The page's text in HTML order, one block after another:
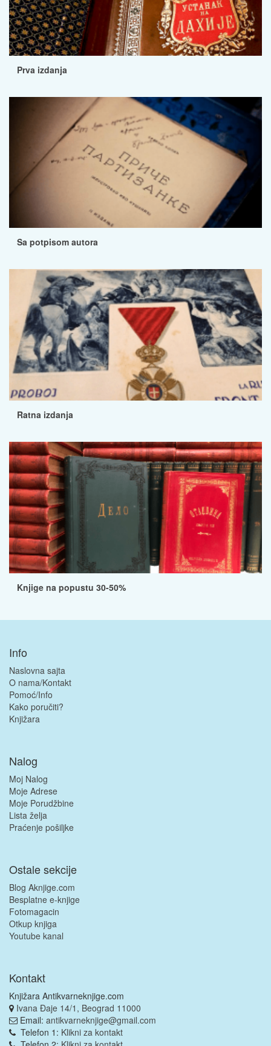
Prva izdanja
Sa potpisom autora
Ratna izdanja
Knjige na popustu 30-50%
Info
Naslovna sajta
O nama/Kontakt
Pomoć/Info
Kako poručiti?
Knjižara
Nalog
Moj Nalog
Moje Adrese
Moje Porudžbine
Lista želja
Praćenje pošiljke
Ostale sekcije
Blog Aknjige.com
Besplatne e-knjige
Fotomagacin
Otkup knjiga
Youtube kanal
Kontakt
Knjižara Antikvarneknjige.com
Ivana Đaje 14/1, Beograd 11000
Email: antikvarneknjige@gmail.com
Telefon 1: Klikni za kontakt